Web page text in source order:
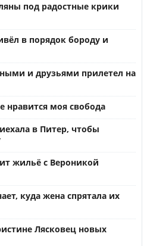
под радостные крики
в порядок бороду и
и друзьями прилетел на
нравится моя свобода
в Питер, чтобы
жильё с Вероникой
куда жена спрятала их
Лясковец новых